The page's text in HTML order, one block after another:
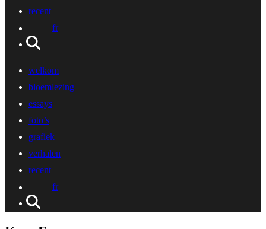
recent
fr
welkom
bloemlezing
essays
foto’s
grafiek
verhalen
recent
fr